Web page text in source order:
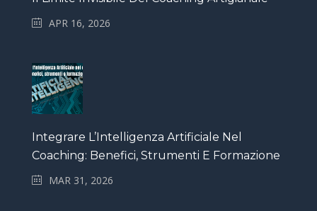
APR 16, 2026
Integrare L’Intelligenza Artificiale Nel
Coaching: Benefici, Strumenti E Formazione
MAR 31, 2026